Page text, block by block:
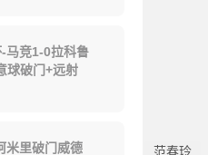
离开 观点评论 范春玲
马竞1-0拉科鲁
球破门+远射
米里破门威德